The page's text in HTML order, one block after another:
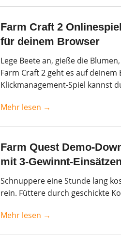
Farm Craft 2
für deinem Browser
Lege Beete an, gieße die
Farm Craft 2 geht es auf
Klickmanagement-Spiel kannst
Mehr lesen →
Farm Quest Demo-
mit 3-Gewinnt-Einsätzen
Schnuppere eine Stunde lang
rein. Füttere durch geschickte
Mehr lesen →